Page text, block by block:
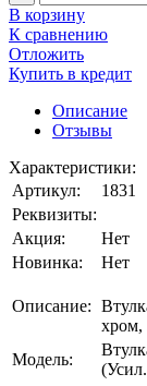
В корзину
К сравнению
Отложить
Купить в кредит
Описание
Отзывы
Характеристики:
Артикул:
1831
Реквизиты:
Акция:
Нет
Новинка:
Нет
Описание:
хром,
Модель: